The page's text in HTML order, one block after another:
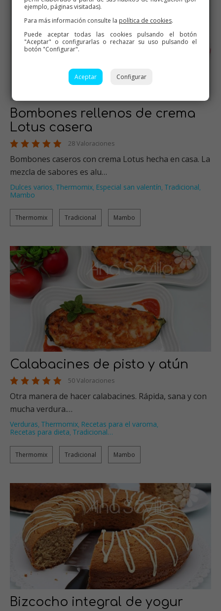
Bombones rellenos de crema
Lotus casera
28 Valoraciones
Bombones caseros con crema Lotus hecha en casa. La
mezcla de sabores es alu…
Dulces varios, Thermomix, Especial san valentín, Tradicional,
Mambo
Thermomix Tradicional Mambo
Calabacines de pisto y atún
50 Valoraciones
Otra manera de hacer calabacines. Rápida, sana y con
mucha verdura.…
Verduras, Thermomix, Recetas para el varoma,
Recetas para dieta, Tradicional…
Thermomix Tradicional Mambo
Bizcocho integral de yogur
ejemplo, páginas visitadas).
Para más información consulte la política de cookies.
Puede aceptar todas las cookies pulsando el botón
"Aceptar" o configurarlas o rechazar su uso pulsando el
botón "Configurar".
Aceptar Configurar